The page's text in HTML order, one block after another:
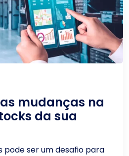
as mudanças na
da sua
pode ser um desafio para